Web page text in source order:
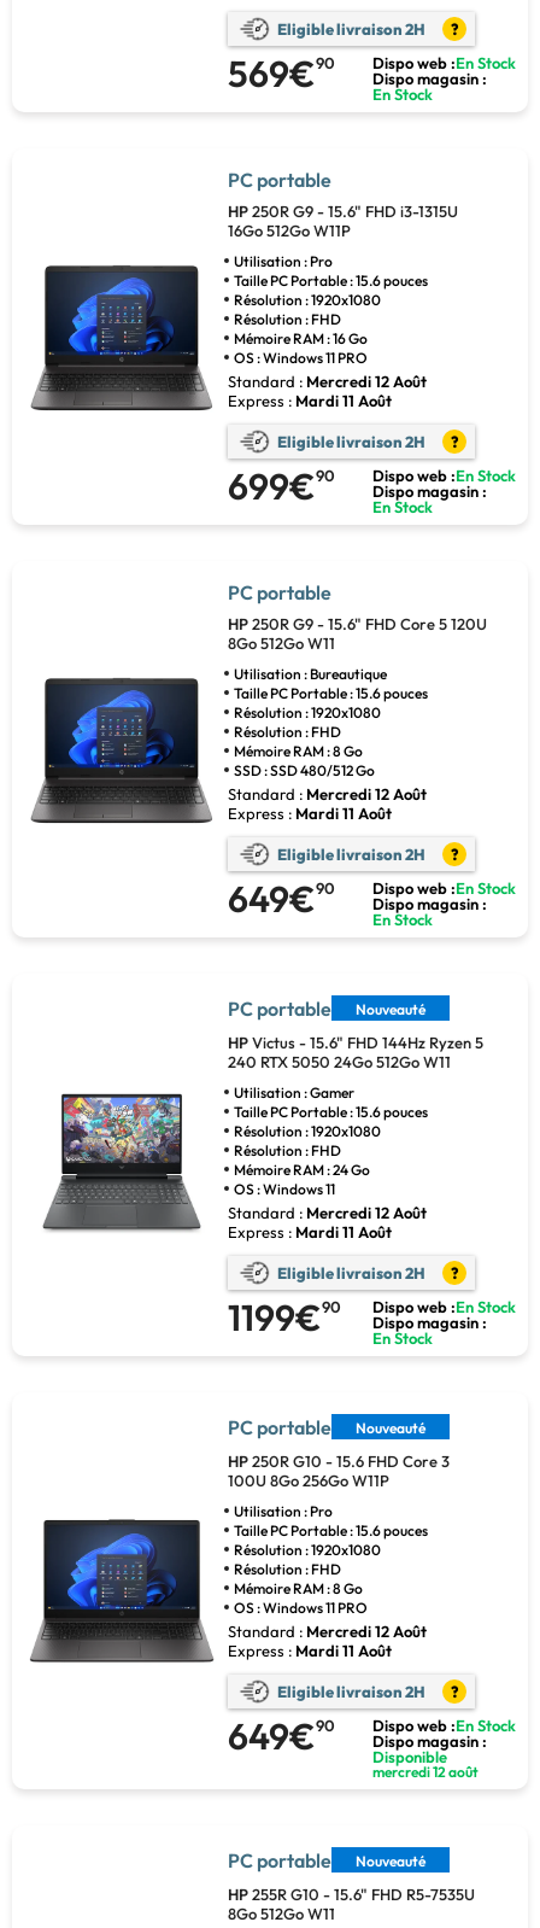
Eligible livraison 2H ?
569€90 Dispo web :En Stock
Dispo magasin :
En Stock
PC portable
HP250R G9 - 15.6" FHD i3-1315U
16Go 512Go W11P
Utilisation : Pro
Taille PC Portable : 15.6 pouces
Résolution : 1920x1080
Résolution : FHD
Mémoire RAM : 16 Go
OS : Windows 11 PRO
Standard : Mercredi 12 Août
Express : Mardi 11 Août
Eligible livraison 2H ?
699€90 Dispo web :En Stock
Dispo magasin :
En Stock
PC portable
HP250R G9 - 15.6" FHD Core 5 120U
8Go 512Go W11
Utilisation : Bureautique
Taille PC Portable : 15.6 pouces
Résolution : 1920x1080
Résolution : FHD
Mémoire RAM : 8 Go
SSD : SSD 480/512 Go
Standard : Mercredi 12 Août
Express : Mardi 11 Août
Eligible livraison 2H ?
649€90 Dispo web :En Stock
Dispo magasin :
En Stock
PC portable Nouveauté
HPVictus - 15.6" FHD 144Hz Ryzen 5
240 RTX 5050 24Go 512Go W11
Utilisation : Gamer
Taille PC Portable : 15.6 pouces
Résolution : 1920x1080
Résolution : FHD
Mémoire RAM : 24 Go
OS : Windows 11
Standard : Mercredi 12 Août
Express : Mardi 11 Août
Eligible livraison 2H ?
1199€90 Dispo web :En Stock
Dispo magasin :
En Stock
PC portable Nouveauté
HP250R G10 - 15.6 FHD Core 3
100U 8Go 256Go W11P
Utilisation : Pro
Taille PC Portable : 15.6 pouces
Résolution : 1920x1080
Résolution : FHD
Mémoire RAM : 8 Go
OS : Windows 11 PRO
Standard : Mercredi 12 Août
Express : Mardi 11 Août
Eligible livraison 2H ?
649€90 Dispo web :En Stock
Dispo magasin :
Disponible
mercredi 12 août
PC portable Nouveauté
HP255R G10 - 15.6" FHD R5-7535U
8Go 512Go W11